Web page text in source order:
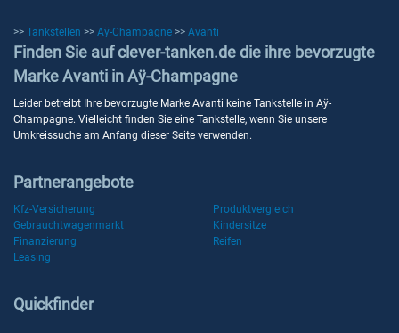
>> Tankstellen >> Aÿ-Champagne >> Avanti
Finden Sie auf clever-tanken.de die ihre bevorzugte
Marke Avanti in Aÿ-Champagne
Leider betreibt Ihre bevorzugte Marke Avanti keine Tankstelle in Aÿ-
Champagne. Vielleicht finden Sie eine Tankstelle, wenn Sie unsere
Umkreissuche am Anfang dieser Seite verwenden.
Partnerangebote
Kfz-Versicherung
Produktvergleich
Gebrauchtwagenmarkt
Kindersitze
Finanzierung
Reifen
Leasing
Quickfinder